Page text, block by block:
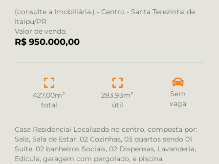
(consulte a Imobiliária.) - Centro - Santa Terezinha de
Itaipu/PR
Valor de venda:
R$ 950.000,00
427,00m²
total
283,93m²
útil
Sem
vaga
Casa Residencial Localizada no centro, composta por:
Sala, Sala de Estar, 02 Cozinhas, 03 quartos sendo 01
Suíte, 02 banheiros Sociais, 02 Dispensas, Lavanderia,
Edícula, garagem com pergolado, e piscina.